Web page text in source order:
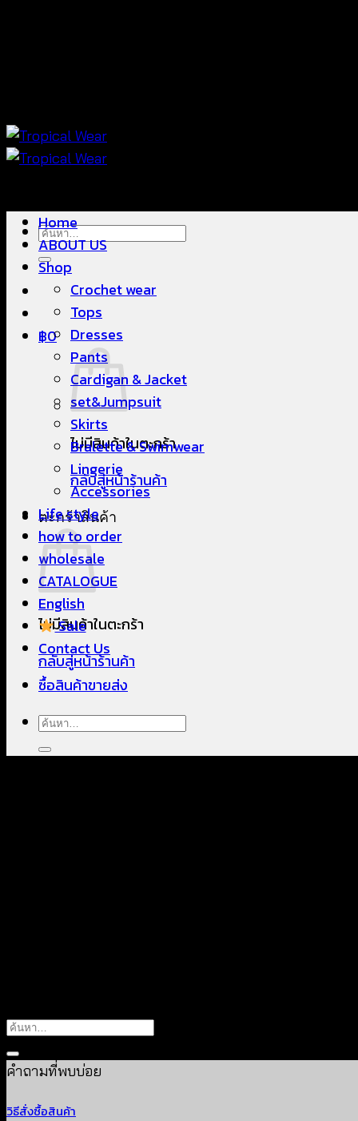
ค้นหา:
฿0
ไม่มีสินค้าในตะกร้า
กลับสู่หน้าร้านค้า
ตะกร้าสินค้า
ไม่มีสินค้าในตะกร้า
กลับสู่หน้าร้านค้า
Home
ABOUT US
Shop
Crochet wear
Tops
Dresses
Pants
Cardigan & Jacket
set&Jumpsuit
Skirts
Bralette & Swimwear
Lingerie
Accessories
Life style
how to order
wholesale
CATALOGUE
English
Sale
Contact Us
ซื้อสินค้าขายส่ง
ค้นหา:
คำถามที่พบบ่อย
วิธีสั่งซื้อสินค้า